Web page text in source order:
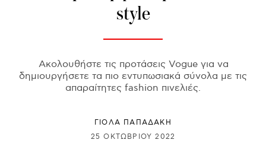
style
Ακολουθήστε τις προτάσεις Vogue για να
δημιουργήσετε τα πιο εντυπωσιακά σύνολα με τις
απαραίτητες fashion πινελιές.
ΓΙΌΛΑ ΠΑΠΑΔΆΚΗ
25 ΟΚΤΩΒΡΊΟΥ 2022